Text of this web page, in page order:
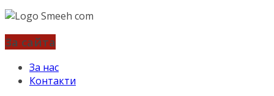
За сайта
За нас
Контакти